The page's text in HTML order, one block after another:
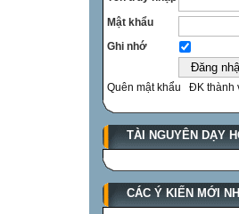
Mật khẩu
Ghi nhớ
Quên mật khẩu ĐK thành
TÀI NGUYÊN DẠY
CÁC Ý KIẾN MỚI